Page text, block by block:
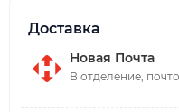
Доставка
Новая Почта
В отделение,